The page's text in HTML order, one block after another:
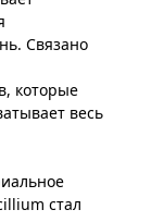
Связано
которые
весь
стал